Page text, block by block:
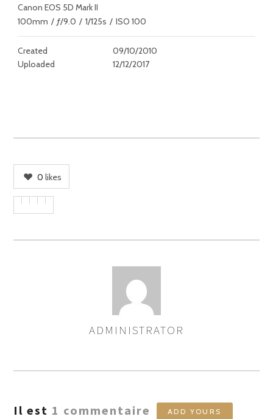
Canon EOS 5D Mark II
100mm / ƒ/9.0 / 1/125s / ISO 100
Created
09/10/2010
Uploaded
12/12/2017
0 likes
AUTEURS
ADMINISTRATOR
Il est 1 commentaire ADD YOURS